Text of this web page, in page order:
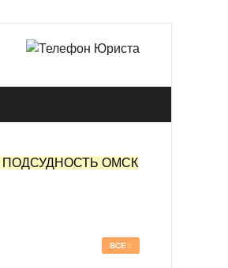
ОМСК
ВСЕ